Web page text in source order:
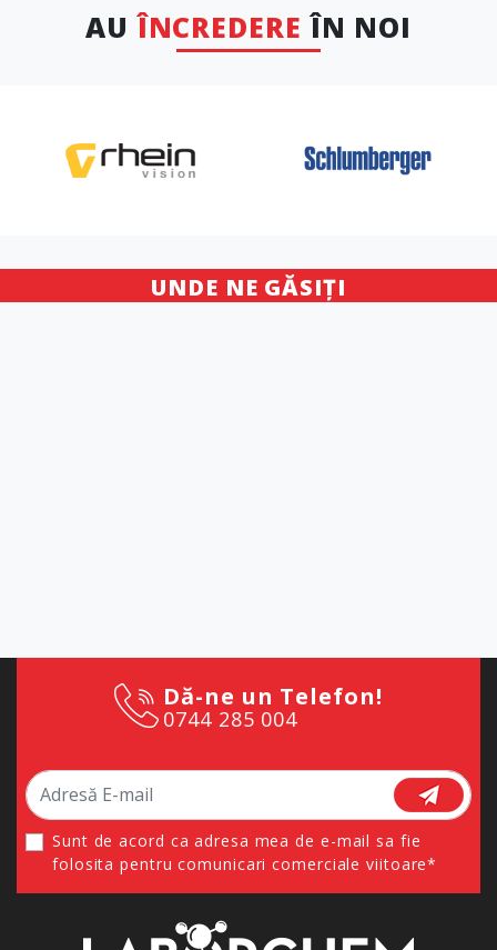
AUÎNCREDERE ÎN NOI
UNDE NE GĂSIȚI
Dă-ne un Telefon!
0744 285 004
Sunt de acord ca adresa mea de e-mail sa fie
folosita pentru comunicari comerciale viitoare*